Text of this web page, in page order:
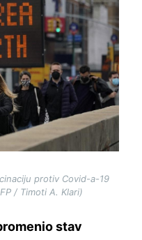
protiv Covid-a-19
/ Timoti A. Klari)
stav